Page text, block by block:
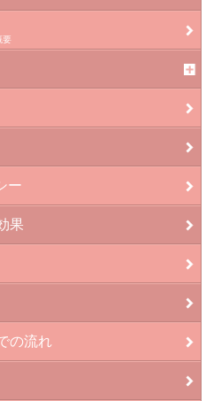
要
ー
果
の流れ